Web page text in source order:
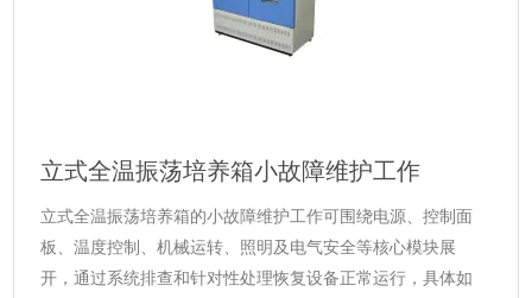
立式全温振荡培养箱小故障维护工作
立式全温振荡培养箱的小故障维护工作可围绕电源、控制面
板、温度控制、机械运转、照明及电气安全等核心模块展
开，通过系统排查和针对性处理恢复设备正常运行，具体如